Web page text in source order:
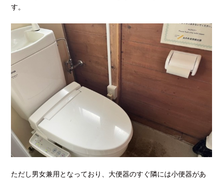
す。
ただし男女兼用となっており、大便器のすぐ隣には小便器があ